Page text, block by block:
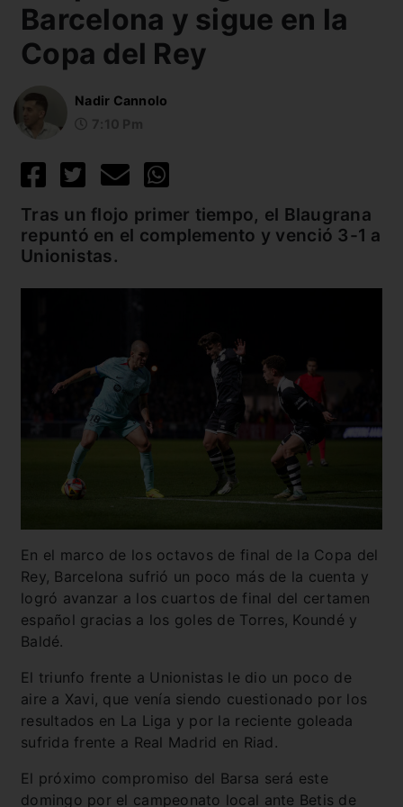
Barcelona y sigue en la
Copa del Rey
Nadir Cannolo
Tras un flojo primer tiempo, el Blaugrana
repuntó en el complemento y venció 3-1 a
Unionistas.
En el marco de los octavos de final de la Copa del
Rey, Barcelona sufrió un poco más de la cuenta y
logró avanzar a los cuartos de final del certamen
español gracias a los goles de Torres, Koundé y
Baldé.
El triunfo frente a Unionistas le dio un poco de
aire a Xavi, que venía siendo cuestionado por los
resultados en La Liga y por la reciente goleada
sufrida frente a Real Madrid en Riad.
El próximo compromiso del Barsa será este
domingo por el campeonato local ante Betis de